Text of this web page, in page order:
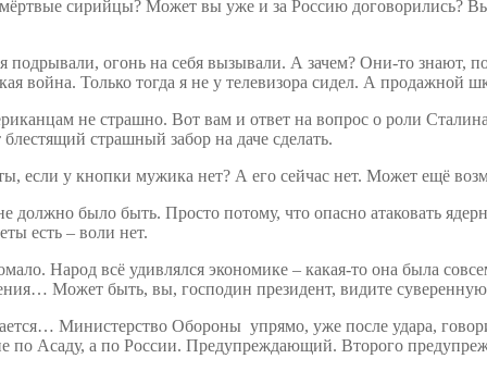
сирийцы? Может вы уже и за Россию договорились?
подрывали, огонь на себя вызывали. А зачем? Они-то знают,
война. Только тогда я не у телевизора сидел. А продажной
не страшно. Вот вам и ответ на вопрос о роли
страшный забор на даче сделать.
если у кнопки мужика нет? А его сейчас нет. Может ещё
должно было быть. Просто потому, что опасно атаковать
есть – воли нет.
Народ всё удивлялся экономике – какая-то она была
Может быть, вы, господин президент, видите суверенную
Министерство Обороны упрямо, уже после удара,
по Асаду, а по России. Предупреждающий. Второго